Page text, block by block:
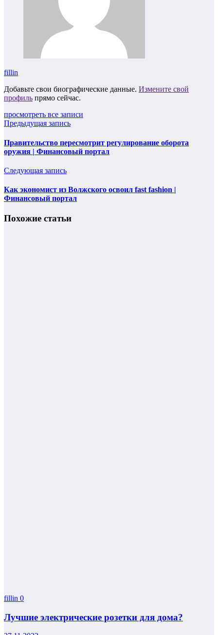
fillin
Добавьте свои биографические данные. Измените свой
профиль прямо сейчас.
просмотреть все записи
Предыдущая запись
Правительство пересмотрит регулирование оборота
оружия | Финансовый портал
Следующая запись
Как экономист из Волжского освоил fast fashion |
Финансовый портал
Похожие статьи
fillin 0
Лучшие электрические розетки для дома?